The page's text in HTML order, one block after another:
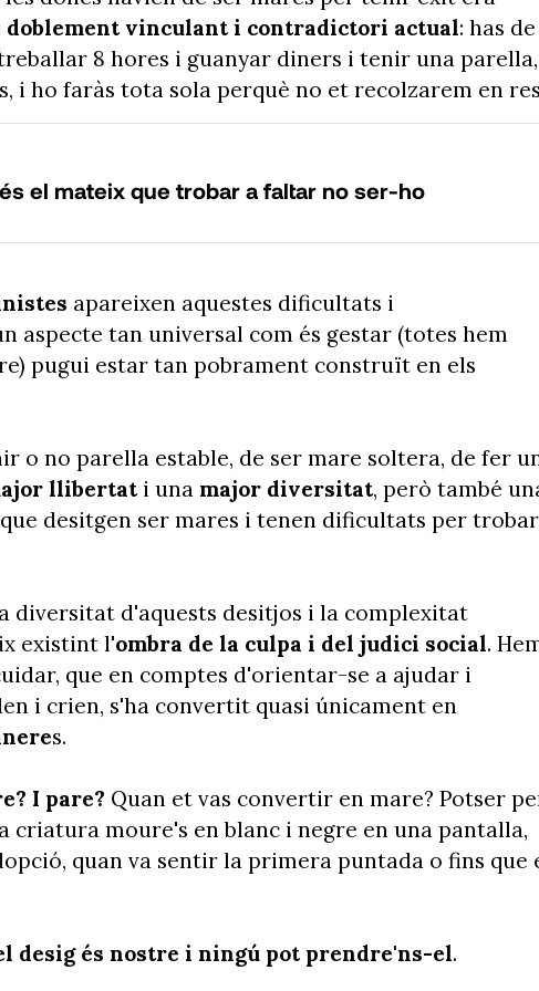
doblement vinculant i contradictori actual: has de
8 hores i guanyar diners i tenir una parella,
i ho faràs tota sola perquè no et recolzarem en
el mateix que trobar a faltar no ser-ho
apareixen aquestes dificultats i
aspecte tan universal com és gestar (totes hem
pugui estar tan pobrament construït en els
o no parella estable, de ser mare soltera, de fer
llibertat i una major diversitat, però també
desitgen ser mares i tenen dificultats per trobar
diversitat d'aquests desitjos i la complexitat
existint l'ombra de la culpa i del judici social.
que en comptes d'orientar-se a ajudar i
i crien, s'ha convertit quasi únicament en
s.
I pare? Quan et vas convertir en mare? Potser
criatura moure's en blanc i negre en una pantalla,
quan va sentir la primera puntada o fins que
desig és nostre i ningú pot prendre'ns-el.